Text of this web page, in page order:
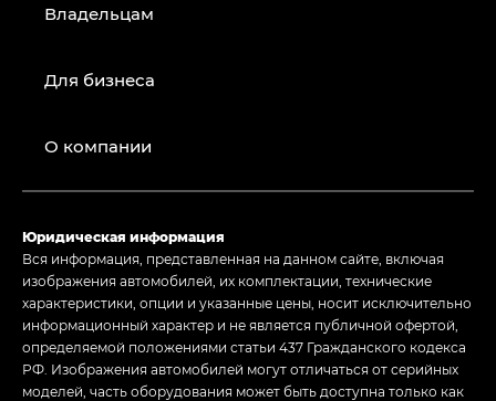
Владельцам
Для бизнеса
О компании
Юридическая информация
Вся информация, представленная на данном сайте, включая
изображения автомобилей, их комплектации, технические
характеристики, опции и указанные цены, носит исключительно
информационный характер и не является публичной офертой,
определяемой положениями статьи 437 Гражданского кодекса
РФ. Изображения автомобилей могут отличаться от серийных
моделей, часть оборудования может быть доступна только как